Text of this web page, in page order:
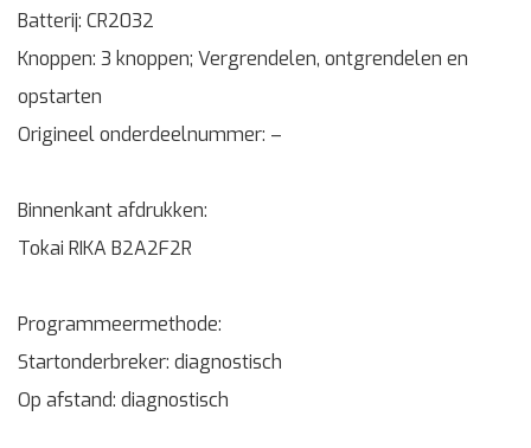
Batterij: CR2032
Knoppen: 3 knoppen; Vergrendelen, ontgrendelen en
opstarten
Origineel onderdeelnummer: –
Binnenkant afdrukken:
Tokai RIKA B2A2F2R
Programmeermethode:
Startonderbreker: diagnostisch
Op afstand: diagnostisch